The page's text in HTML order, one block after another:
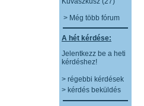
> Még több fórum
A hét kérdése:
Jelentkezz be a heti
kérdéshez!
> régebbi kérdések
> kérdés beküldés